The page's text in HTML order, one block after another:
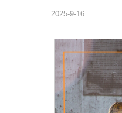
2025-9-16